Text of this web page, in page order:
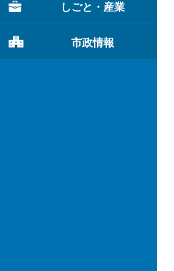
しごと・産業
市政情報